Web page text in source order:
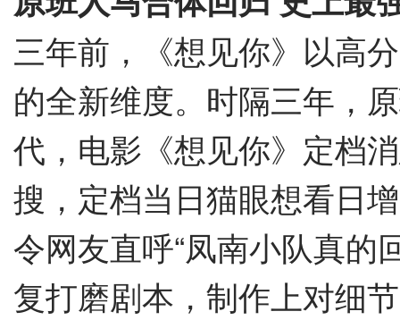
三年前，《想见你》以高
的全新维度。时隔三年，
代，电影《想见你》定档
搜，定档当日猫眼想看日
令网友直呼“凤南小队真的
复打磨剧本，制作上对细